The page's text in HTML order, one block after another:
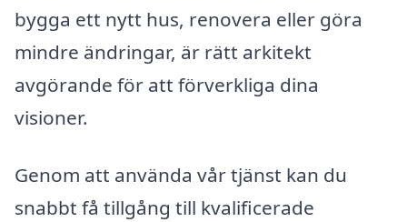
bygga ett nytt hus, renovera eller göra
mindre ändringar, är rätt arkitekt
avgörande för att förverkliga dina
visioner.
Genom att använda vår tjänst kan du
snabbt få tillgång till kvalificerade